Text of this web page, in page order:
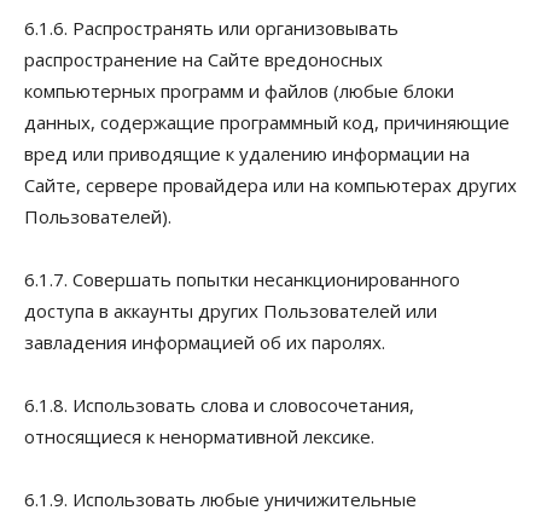
6.1.6. Распространять или организовывать
распространение на Сайте вредоносных
компьютерных программ и файлов (любые блоки
данных, содержащие программный код, причиняющие
вред или приводящие к удалению информации на
Сайте, сервере провайдера или на компьютерах других
Пользователей).
6.1.7. Совершать попытки несанкционированного
доступа в аккаунты других Пользователей или
завладения информацией об их паролях.
6.1.8. Использовать слова и словосочетания,
относящиеся к ненормативной лексике.
6.1.9. Использовать любые уничижительные